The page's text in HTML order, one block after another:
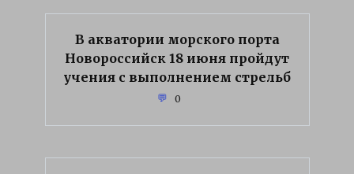
В акватории морского порта
Новороссийск 18 июня пройдут
учения с выполнением стрельб
0